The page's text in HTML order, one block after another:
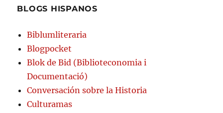
BLOGS HISPANOS
Biblumliteraria
Blogpocket
Blok de Bid (Biblioteconomia i
Documentació)
Conversación sobre la Historia
Culturamas